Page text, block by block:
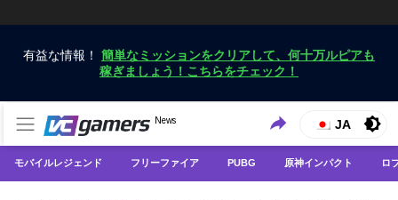
有益な情報！ 簡単なミッションをクリアして、何十万ルピアも
稼ぎましょう！こちらをチェック！
VCGamers ニュース
News
VCGamersだけで最新のゲームニュースを入手
JA
モバイルレジェンド フリーファイア PUBG 原神インパクト ロ